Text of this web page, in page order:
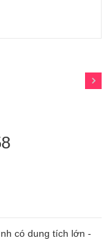
có dung tích lớn -